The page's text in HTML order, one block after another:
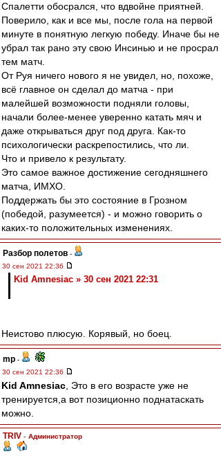
Спалетти обосрался, что вдвойне приятней.
Поверило, как и все мы, после гола на первой
минуте в понятную легкую победу. Иначе бы не
убрал так рано эту свою Инсинью и не просрал
тем матч.
От Руя ничего нового я не увидел, но, похоже,
всё главное он сделал до матча - при
малейшей возможности подняли головы,
начали более-менее уверенно катать мяч и
даже открываться друг под друга. Как-то
психологически раскрепостились, что ли.
Что и привело к результату.
Это самое важное достижение сегодняшнего
матча, ИМХО.
Поддержать бы это состояние в Грозном
(победой, разумеется) - и можно говорить о
каких-то положительных изменениях.
Разбор полетов -
30 сен 2021 22:36
Kid Amnesiac » 30 сен 2021 22:31
Неистово плюсую. Корявый, но боец.
mp -
30 сен 2021 22:36
Kid Amnesiac , Это в его возрасте уже не
тренируется,а вот позиционно поднатаскать
можно.
TRIV - Администратор